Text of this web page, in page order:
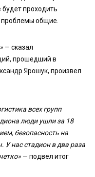
будет проходить
проблемы общие.
— сказал
прошедший в
Ярошук, произвел
всех групп
люди ушли за 18
безопасность на
У нас стадион в два раза
— подвел итог